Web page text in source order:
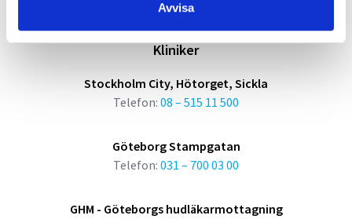
Avvisa
Kallelse
Kliniker
Stockholm City, Hötorget, Sickla
Telefon: 08 – 515 11 500
Göteborg Stampgatan
Telefon: 031 – 700 03 00
GHM - Göteborgs hudläkarmottagning